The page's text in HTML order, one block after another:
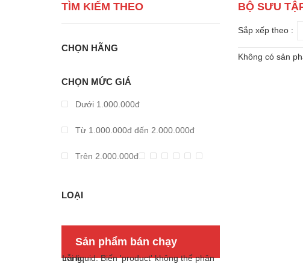
TÌM KIẾM THEO
CHỌN HÃNG
CHỌN MỨC GIÁ
Dưới 1.000.000đ
Từ 1.000.000đ đến 2.000.000đ
Trên 2.000.000đ
LOẠI
Sản phẩm bán chạy
Lỗi liquid: Biến 'product' không thể phân trang
BỘ SƯU
Sắp xếp theo :
Không có sản